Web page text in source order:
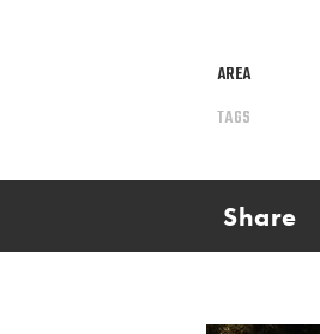
AREA
TAGS
Share